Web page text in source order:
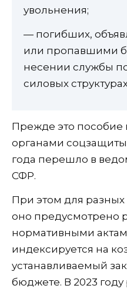
увольнения;
— погибших,
или пропавшими
несении службы
силовых
Прежде это пособие
органами соцзащиты
года перешло в
СФР.
При этом для разных
оно предусмотрено
нормативными
индексируется на
устанавливаемый
бюджете. В 2023